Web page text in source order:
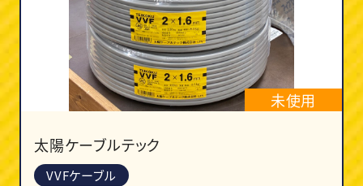
未使用
太陽ケーブルテック
VVFケーブル